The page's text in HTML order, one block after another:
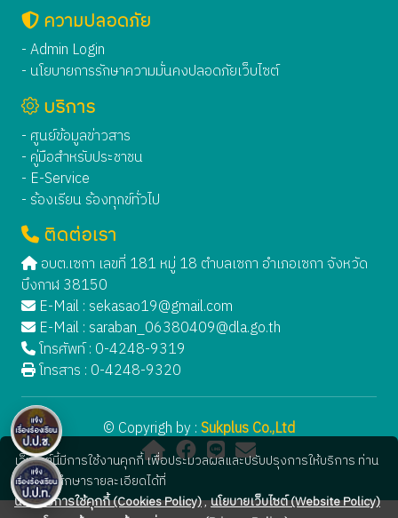
ความปลอดภัย
- Admin Login
- นโยบายการรักษาความมั่นคงปลอดภัยเว็บไซต์
บริการ
- ศูนย์ข้อมูลข่าวสาร
- คู่มือสำหรับประชาชน
- E-Service
- ร้องเรียน ร้องทุกข์ทั่วไป
ติดต่อเรา
อบต.เซกา เลขที่ 181 หมู่ 18 ตำบลเซกา อำเภอเซกา จังหวัด
บึงกาฬ 38150
E-Mail : sekasao19@gmail.com
E-Mail : saraban_06380409@dla.go.th
โทรศัพท์ : 0-4248-9319
โทรสาร : 0-4248-9320
© Copyrigh by :Sukplus Co.,Ltd
เว็บไซต์นี้มีการใช้งานคุกกี้ เพื่อประมวลผลและปรับปรุงการให้บริการ ท่าน
สามารถศึกษารายละเอียดได้ที่
นโยบายการใช้คุกกี้ (Cookies Policy),นโยบายเว็บไซต์ (Website Policy)